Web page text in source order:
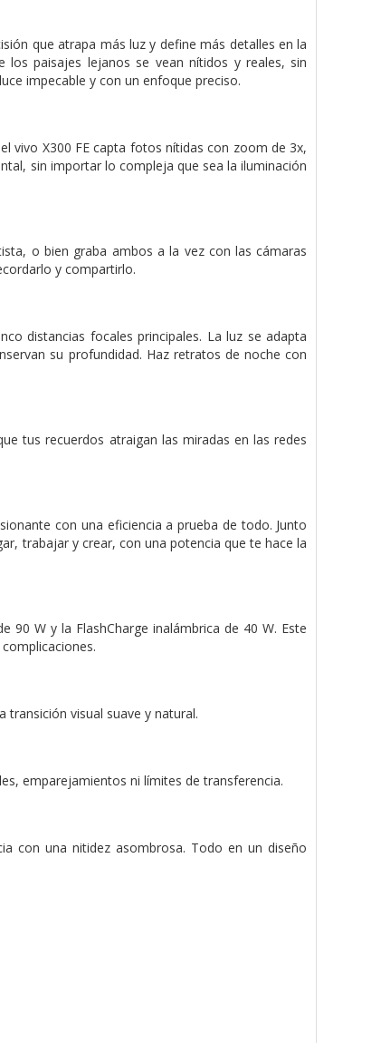
que atrapa más luz y define más detalles en la
paisajes lejanos se vean nítidos y reales, sin
impecable y con un enfoque preciso.
vivo X300 FE capta fotos nítidas con zoom de 3x,
sin importar lo compleja que sea la iluminación
o bien graba ambos a la vez con las cámaras
y compartirlo.
distancias focales principales. La luz se adapta
su profundidad. Haz retratos de noche con
tus recuerdos atraigan las miradas en las redes
con una eficiencia a prueba de todo. Junto
trabajar y crear, con una potencia que te hace la
W y la FlashCharge inalámbrica de 40 W. Este
transición visual suave y natural.
emparejamientos ni límites de transferencia.
con una nitidez asombrosa. Todo en un diseño